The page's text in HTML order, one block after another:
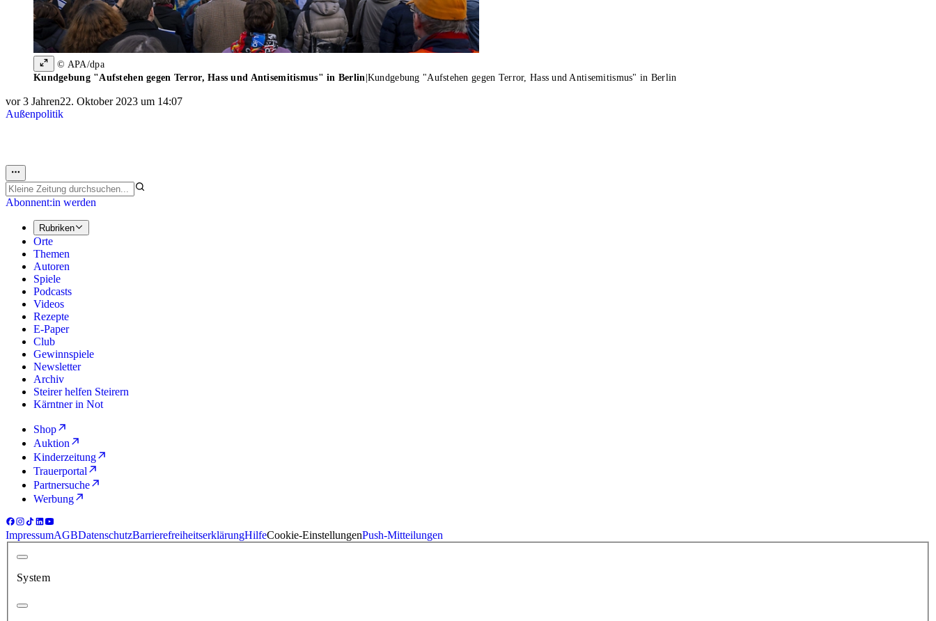
© APA/dpa
Kundgebung "Aufstehen gegen Terror, Hass und Antisemitismus" in Berlin Kundgebung "Aufstehen gegen Terror, Hass und Antisemitismus" in Berlin
vor 3 Jahren22. Oktober 2023 um 14:07
Außenpolitik
Abonnent:in werden
Rubriken
Orte
Themen
Autoren
Spiele
Podcasts
Videos
Rezepte
E-Paper
Club
Gewinnspiele
Newsletter
Archiv
Steirer helfen Steirern
Kärntner in Not
Shop
Auktion
Kinderzeitung
Trauerportal
Partnersuche
Werbung
ImpressumAGBDatenschutzBarrierefreiheitserklärungHilfeCookie-EinstellungenPush-Mitteilungen
System